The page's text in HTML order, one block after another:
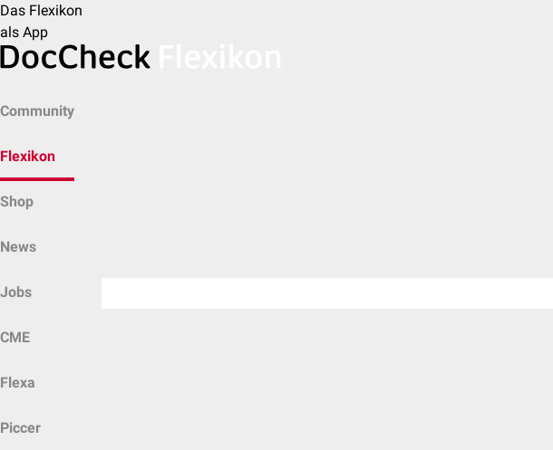
Das Flexikon
als App
Community
Flexikon
Shop
News
Jobs
CME
Flexa
Piccer